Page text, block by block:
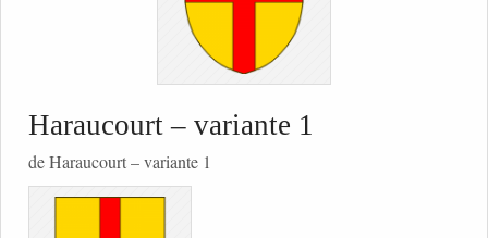
Haraucourt – variante 1
de Haraucourt – variante 1